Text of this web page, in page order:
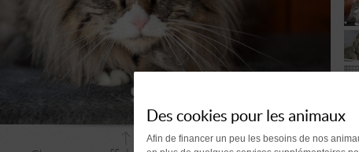
Des cookies pour les animaux
Afin de financer un peu les besoins de nos